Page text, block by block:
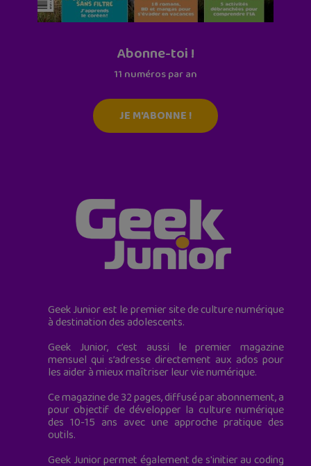
Abonne-toi !
11 numéros par an
JE M'ABONNE !
Geek Junior est le premier site de culture numérique
à destination des adolescents.
Geek Junior, c’est aussi le premier magazine
mensuel qui s’adresse directement aux ados pour
les aider à mieux maîtriser leur vie numérique.
Ce magazine de 32 pages, diffusé par abonnement, a
pour objectif de développer la culture numérique
des 10-15 ans avec une approche pratique des
outils.
Geek Junior permet également de s'initier au coding